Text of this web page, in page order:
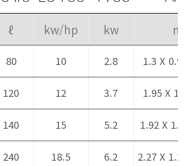
ℓ kw/hp kw m
80 10 2.8 1.3 X
120 12 3.7 1.95 X
140 15 5.2 1.92 X
240 18.5 6.2 2.27 X